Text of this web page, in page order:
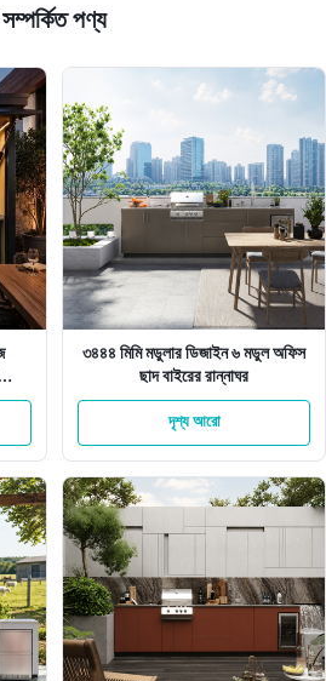
সম্পর্কিত পণ্য
৩৪৪৪ মিমি মডুলার ডিজাইন ৬ মডুল অফিস
ছাদ বাইরের রান্নাঘর
দৃশ্য আরো